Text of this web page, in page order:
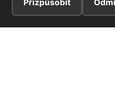
Přizpůsobit